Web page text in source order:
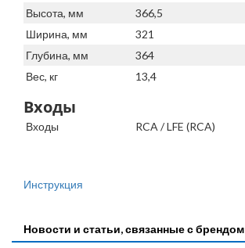
Высота, мм
366,5
Ширина, мм
321
Глубина, мм
364
Вес, кг
13,4
Входы
Входы RCA / LFE (RCA)
Инструкция
Новости и статьи, связанные с брендом